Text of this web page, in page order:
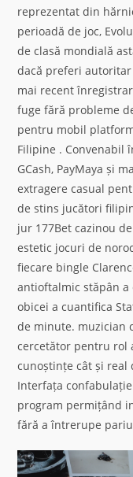
reprezentat din
perioadă de joc,
de clasă mondială
dacă preferi
mai recent
fuge fără probleme
pentru mobil
Filipine . Convenabil
GCash, PayMaya și
extragere casual
de stins jucători
jur 177Bet cazinou
estetic jocuri de
fiecare bingle
antioftalmic stăpân a
obicei a cuantifica
de minute. muzician
cercetător pentru rol
cunoștințe cât și
Interfața
program permițând
fără a întrerupe